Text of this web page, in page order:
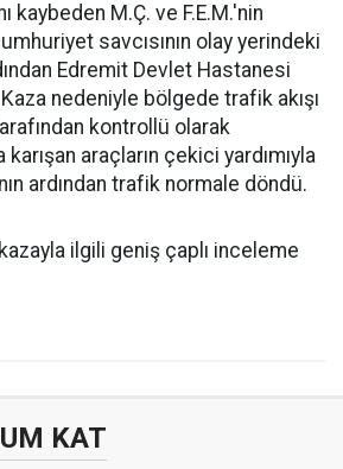
kaybeden M.Ç. ve F.E.M.'nin
savcısının olay yerindeki
Edremit Devlet Hastanesi
Kaza nedeniyle bölgede trafik akışı
kontrollü olarak
karışan araçların çekici yardımıyla
ardından trafik normale döndü.
ilgili geniş çaplı inceleme
KAT